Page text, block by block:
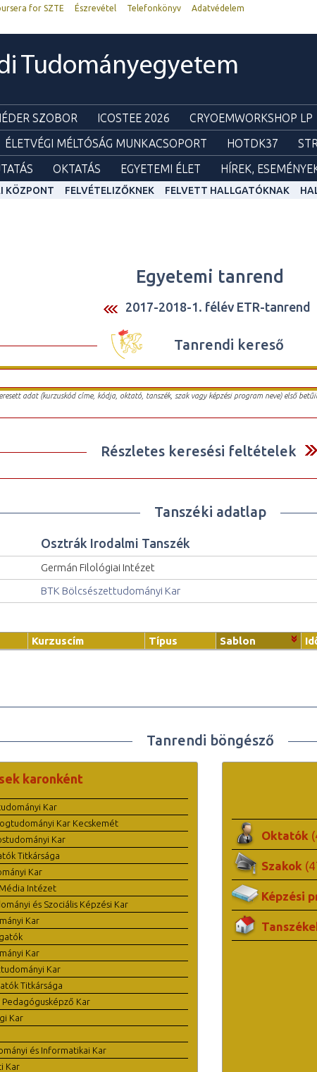
for SZTE Észrevétel Telefonkönyv
Adatvédelem
Tudományegyetem
SZOBOR ICOSTEE 2026 CRYOEMWORKSHOP LP
ÉLETVÉGI MÉLTÓSÁG MUNKACSOPORT HOTDK37
OKTATÁS EGYETEMI ÉLET HÍREK,
KÖZPONT FELVÉTELIZŐKNEK FELVETT HALLGATÓKNAK
Egyetemi tanrend
2017-2018-1. félév ETR-tanrend
Tanrendi kereső
adat (kurzuskód címe, kódja, oktató, tanszék, szak vagy képzési program neve) első
Részletes keresési feltételek
Tanszéki adatlap
Osztrák Irodalmi Tanszék
Germán Filológiai Intézet
BTK Bölcsészettudományi Kar
Kurzuscím Típus Sablon
Tanrendi böngésző
karonként
Kar
Kar Kecskemét
Kar
Titkársága
Kar
Intézet
és Szociális Képzési Kar
Kar
Kar
Kar
Titkársága
Pedagógusképző Kar
Kar
és Informatikai Kar
Kar
Oktatók
Szakok
Képzési